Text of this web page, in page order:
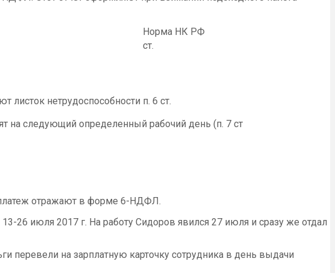
Норма НК РФ
ст.
листок нетрудоспособности п. 6 ст.
следующий определенный рабочий день (п. 7 ст
отражают в форме 6-НДФЛ.
26 июля 2017 г. На работу Сидоров явился 27 июля и сразу же отдал
перевели на зарплатную карточку сотрудника в день выдачи